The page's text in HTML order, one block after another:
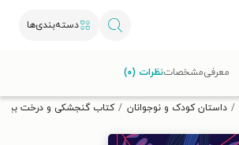
دسته‌بندی‌ها
تخفیف از طاقچه دریافت کن.
داستان کودک و نوجوانان کتاب گنجشکی و درخت بید
معرفیمشخصاتنظرات (۰)